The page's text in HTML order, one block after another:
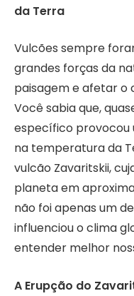
da Terra
Vulcões sempre
grandes forças da
paisagem e afetar o
Você sabia que,
específico provocou
na temperatura da
vulcão Zavaritskii,
planeta em
não foi apenas um
influenciou o clima
entender melhor
A Erupção do